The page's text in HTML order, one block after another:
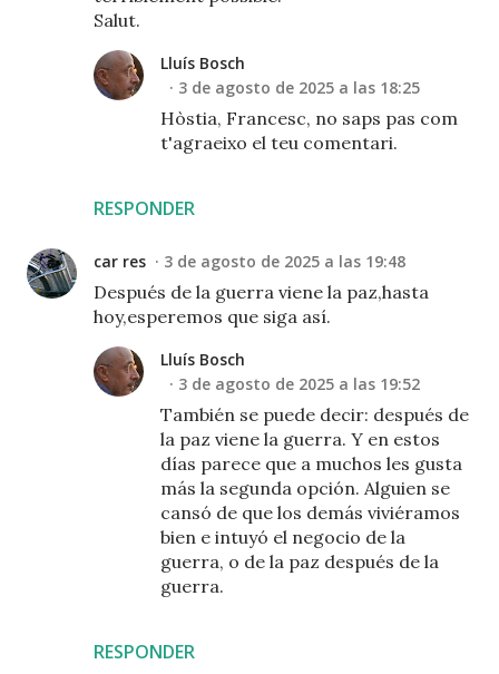
Salut.
RESPONDER
Lluís Bosch
3 de agosto de 2025 a las 18:25
Hòstia, Francesc, no saps pas com
t'agraeixo el teu comentari.
car res 3 de agosto de 2025 a las 19:48
Después de la guerra viene la paz,hasta
hoy,esperemos que siga así.
RESPONDER
Lluís Bosch
3 de agosto de 2025 a las 19:52
También se puede decir: después de
la paz viene la guerra. Y en estos
días parece que a muchos les gusta
más la segunda opción. Alguien se
cansó de que los demás viviéramos
bien e intuyó el negocio de la
guerra, o de la paz después de la
guerra.